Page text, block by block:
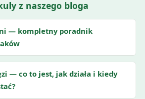
z naszego bloga
— kompletny poradnik
— co to jest, jak działa i kiedy